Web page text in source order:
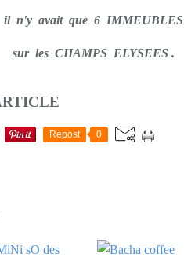
il n'y avait que 6 IMMEUBLES
sur les CHAMPS ELYSEES .
Repost 0